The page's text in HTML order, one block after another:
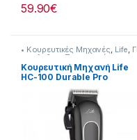
59.90€
• Κουρευτικές Μηχανές, Life,
τον Ανδρα Προσωπική
Φροντίδα
Κουρευτική Μηχανή Life
HC-100 Durable Pro